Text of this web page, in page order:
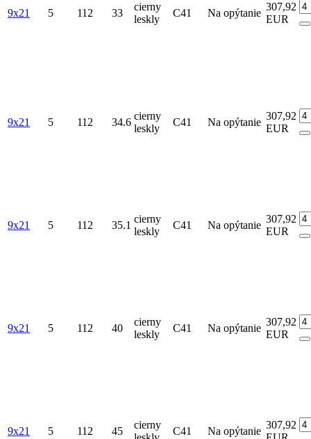
9x21 5 112 33
cierny
leskly
C41 Na opýtanie
307,92
EUR
9x21 5 112 34.6
cierny
leskly
C41 Na opýtanie
307,92
EUR
9x21 5 112 35.1
cierny
leskly
C41 Na opýtanie
307,92
EUR
9x21 5 112 40
cierny
leskly
C41 Na opýtanie
307,92
EUR
9x21 5 112 45
cierny
C41 Na opýtanie
307,92